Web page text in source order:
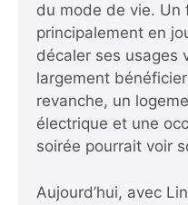
du mode de vie. Un
principalement en
décaler ses usages
largement
revanche, un
électrique et une
soirée pourrait voir
Aujourd’hui, avec